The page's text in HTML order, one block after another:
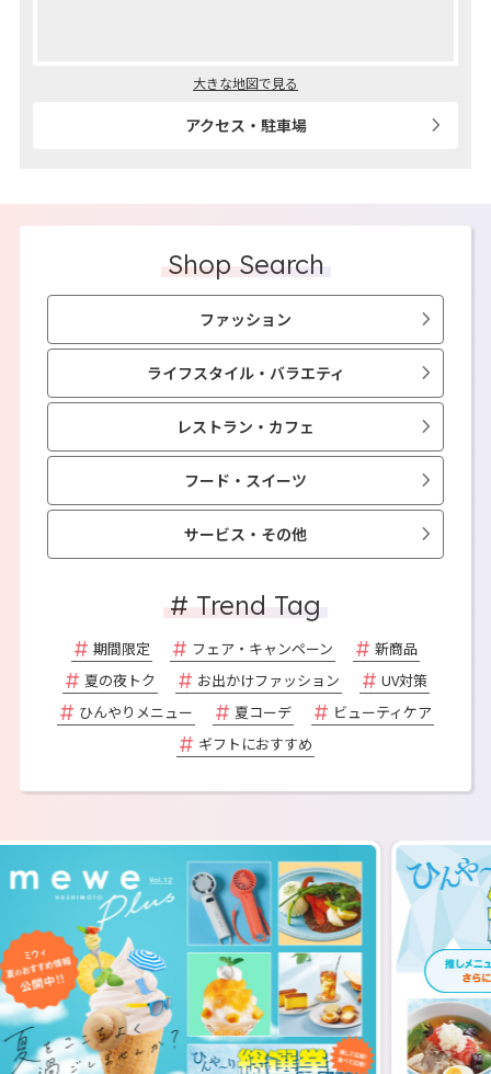
大きな地図で見る
アクセス・駐車場
Shop Search
ファッション
ライフスタイル・バラエティ
レストラン・カフェ
フード・スイーツ
サービス・その他
# Trend Tag
期間限定 フェア・キャンペーン
新商品
夏の夜トク
お出かけファッション
UV対策
ひんやりメニュー
夏コーデ
ビューティケア
ギフトにおすすめ